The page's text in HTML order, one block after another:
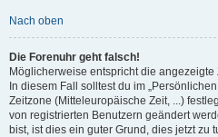
Nach oben
Die Forenuhr geht falsch!
Möglicherweise entspricht die angezeigte
In diesem Fall solltest du im
Zeitzone (Mitteleuropäische Zeit, ...)
von registrierten Benutzern geändert
bist, ist dies ein guter Grund, dies jetzt zu